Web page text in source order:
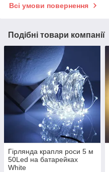
Всі умови повернення
Подібні товари компанії
Гірлянда крапля роси 5 м
50Led на батарейках
White